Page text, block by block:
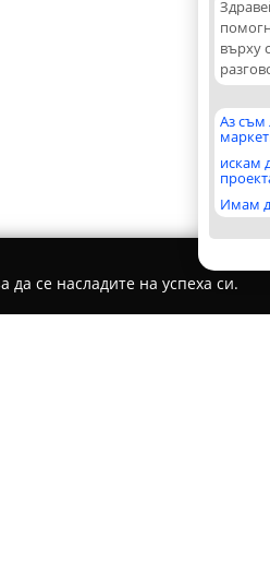
върху
Аз съм
искам
Имам
се насладите на успеха си.